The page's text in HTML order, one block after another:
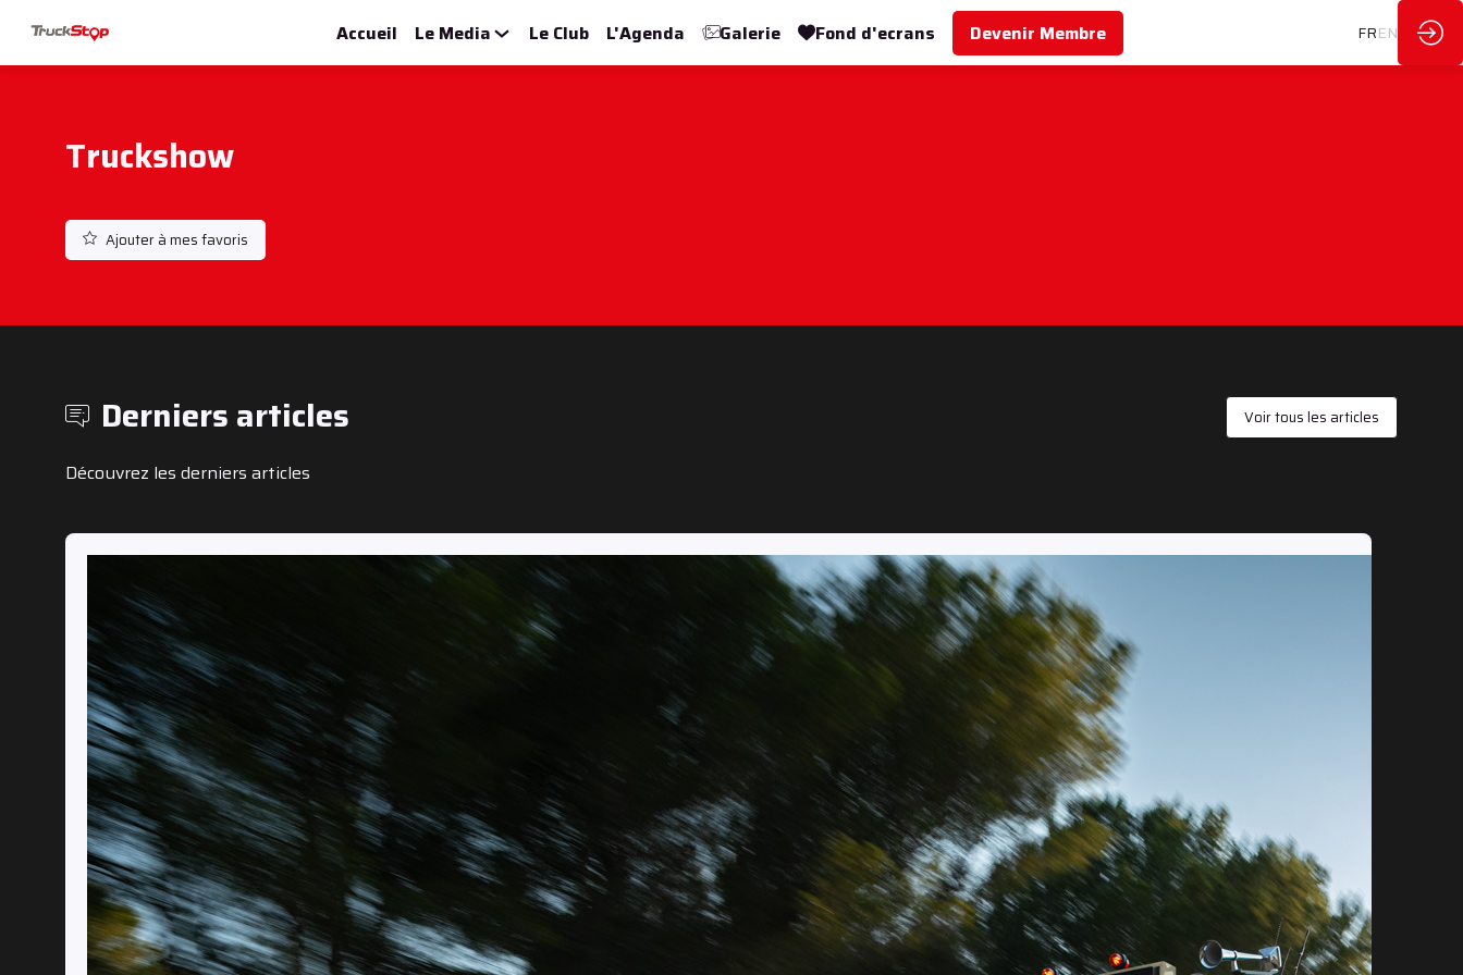
Accueil Le Media Le Club L'Agenda Galerie Fond d'ecrans Devenir Membre FREN
Truckshow
Ajouter à mes favoris
Derniers articles Voir tous les articles
Découvrez les derniers articles